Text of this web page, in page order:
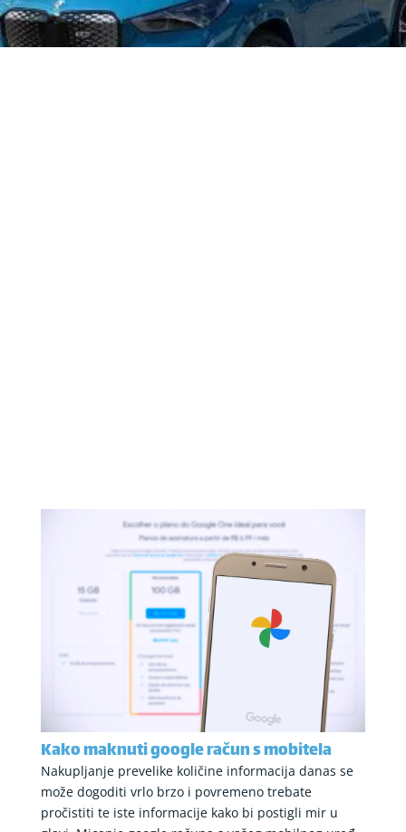
Kako maknuti google račun s mobitela
Nakupljanje prevelike količine informacija danas se
može dogoditi vrlo brzo i povremeno trebate
pročistiti te iste informacije kako bi postigli mir u